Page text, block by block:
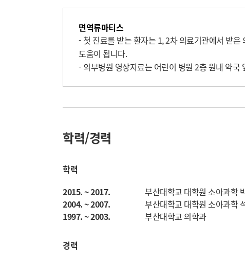
면역류마티스
- 첫 진료를 받는 환자는 1, 2차 의료기관에서 받
도움이 됩니다.
- 외부병원 영상자료는 어린이 병원 2층 원내 약
학력/경력
학력
2015. ~ 2017.
부산대학교 대학원 소아과학
2004. ~ 2007.
부산대학교 대학원 소아과학
1997. ~ 2003.
부산대학교 의학과
경력